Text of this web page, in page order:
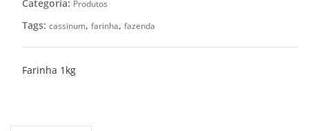
Categoria: Produtos
Tags: cassinum, farinha, fazenda
Farinha 1kg